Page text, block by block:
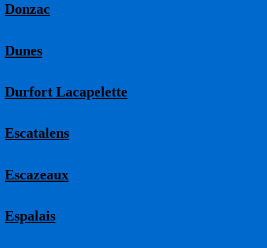
Donzac
Dunes
Durfort Lacapelette
Escatalens
Escazeaux
Espalais